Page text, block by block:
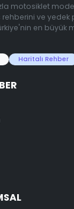
motosiklet
rehberini ve
en büyük
Haritalı Rehber